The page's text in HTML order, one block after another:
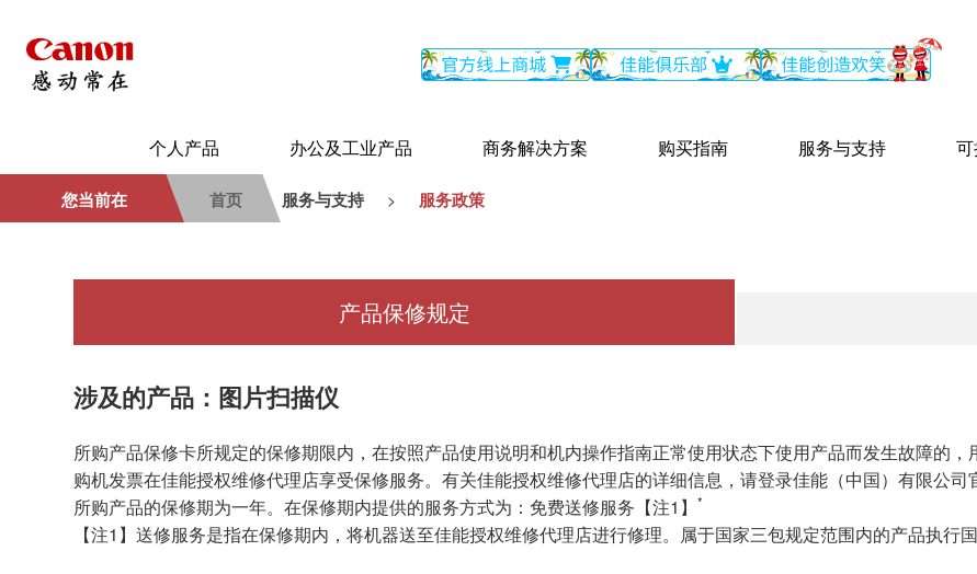
个人产品 办公及工业产品 商务解决方案 购买指南 服务与支持
您当前在 首页 服务与支持 > 服务政策
产品保修规定
涉及的产品：图片扫描仪
所购产品保修卡所规定的保修期限内，在按照产品使用说明和机内操作指南正常使用状态下使用产品而发生故障的
购机发票在佳能授权维修代理店享受保修服务。有关佳能授权维修代理店的详细信息，请登录佳能（中国）有限公司
所购产品的保修期为一年。在保修期内提供的服务方式为：免费送修服务【注1】*
【注1】送修服务是指在保修期内，将机器送至佳能授权维修代理店进行修理。属于国家三包规定范围内的产品执行国